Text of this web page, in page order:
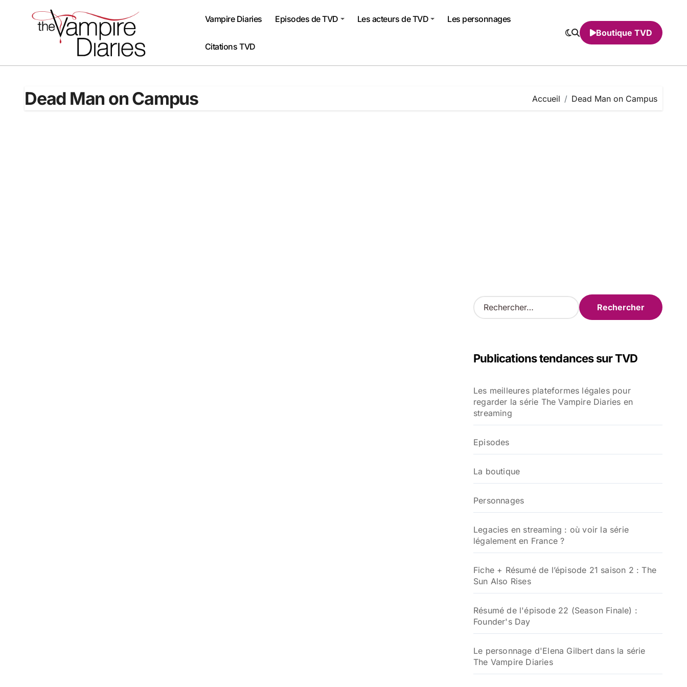
Vampire Diaries Episodes de TVD Les acteurs de TVD Les personnages
Citations TVD
Boutique TVD
Dead Man on Campus Accueil Dead Man on Campus
R
e
r
e
r
:
Publications tendances sur TVD
Les meilleures plateformes légales pour
regarder la série The Vampire Diaries en
streaming
Episodes
La boutique
Personnages
Legacies en streaming : où voir la série
légalement en France ?
Fiche + Résumé de l’épisode 21 saison 2 : The
Sun Also Rises
Résumé de l'épisode 22 (Season Finale) :
Founder's Day
Le personnage d'Elena Gilbert dans la série
The Vampire Diaries